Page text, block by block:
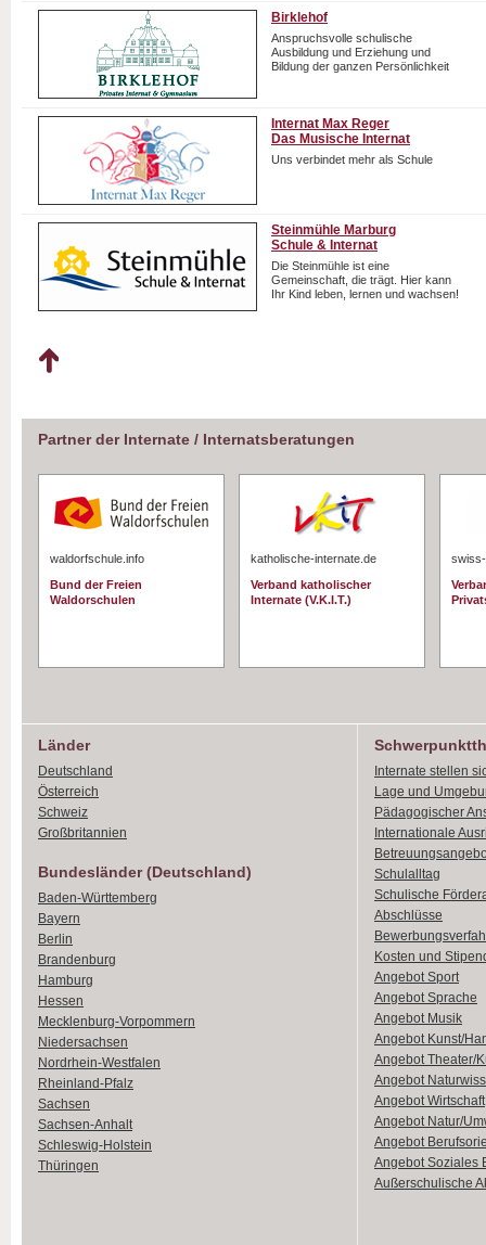
Birklehof
Anspruchsvolle schulische
Ausbildung und Erziehung und
Bildung der ganzen Persönlichkeit
Internat Max Reger
Das Musische Internat
Uns verbindet mehr als Schule
Steinmühle Marburg
Schule & Internat
Die Steinmühle ist eine
Gemeinschaft, die trägt. Hier kann
Ihr Kind leben, lernen und wachsen!
Partner der Internate / Internatsberatungen
waldorfschule.info
Bund der Freien
Waldorschulen
katholische-internate.de
Verband katholischer
Internate (V.K.I.T.)
Länder
Deutschland
Österreich
Schweiz
Großbritannien
Bundesländer (Deutschland)
Baden-Württemberg
Bayern
Berlin
Brandenburg
Hamburg
Hessen
Mecklenburg-Vorpommern
Niedersachsen
Nordrhein-Westfalen
Rheinland-Pfalz
Sachsen
Sachsen-Anhalt
Schleswig-Holstein
Thüringen
Internate stellen
Lage und
Pädagogischer
Internationale
Schulalltag
Schulische
Abschlüsse
Kosten und
Angebot Sport
Angebot Sprache
Angebot Musik
Angebot Kunst/
Angebot Theater/
Angebot
Angebot Wirtschaft
Angebot Natur/
Angebot
Angebot Soziales
Außerschulische